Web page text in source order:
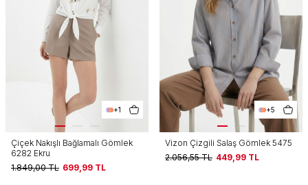
+1
Çiçek Nakışlı Bağlamalı Gömlek
6282 Ekru
1.849,00TL 699,99 TL
+5
Vizon Çizgili Salaş Gömlek 5475
2.056,55TL 449,99 TL